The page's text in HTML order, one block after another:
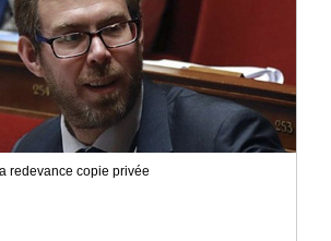
redevance copie privée